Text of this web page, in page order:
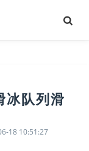
冰队列滑
18 10:51:27